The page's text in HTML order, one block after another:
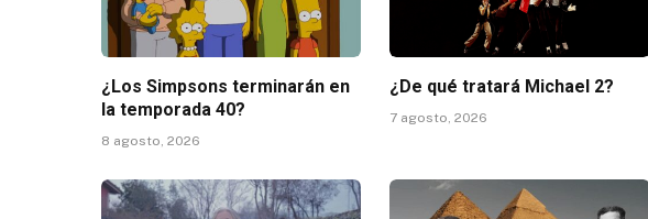
¿Los Simpsons terminarán en
la temporada 40?
8 agosto, 2026
¿De qué tratará Michael 2?
7 agosto, 2026